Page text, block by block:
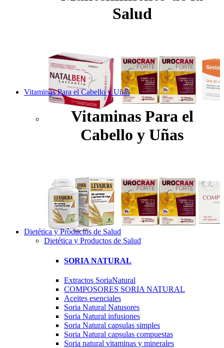
Salud
Vitaminas Para el Cabello y Uñas
Vitaminas Para el
Cabello y Uñas
Dietética y Productos de Salud
Dietética y Productos de Salud
SORIA NATURAL
Extractos SoriaNatural
COMPOSORES SORIA NATURAL
Aceites esenciales
Soria Natural Natusores
Soria Natural infusiones
Soria Natural capsulas simples
Soria Natural capsulas compuestas
Soria natural vitaminas y minerales